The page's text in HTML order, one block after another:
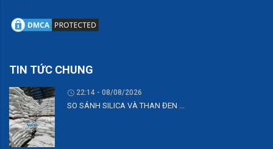
TIN TỨC CHUNG
22:14 - 08/08/2026
SO SÁNH SILICA VÀ THAN ĐEN ...